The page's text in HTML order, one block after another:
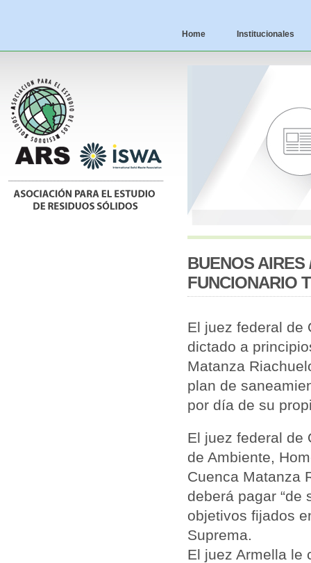
Home Institucionales
BUENOS AIRES
FUNCIONARIO
El juez federal de
dictado a
Matanza
plan de
por día de su
El juez federal de
de Ambiente,
Cuenca Matanza
deberá pagar “de
objetivos fijados
Suprema.
El juez Armella le